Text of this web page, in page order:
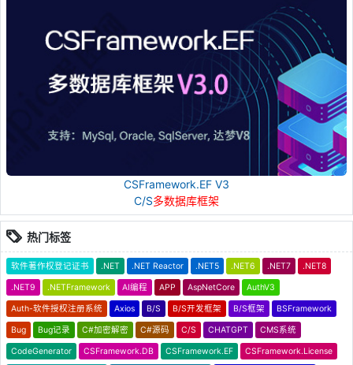
CSFramework.EF V3
C/S多数据库框架
热门标签
软件著作权登记证书 .NET .NET Reactor .NET5 .NET6 .NET7 .NET8
.NET9 .NETFramework AI编程 APP AspNetCore AuthV3
Auth-软件授权注册系统 Axios B/S B/S开发框架 B/S框架 BSFramework
Bug Bug记录 C#加密解密 C#源码 C/S CHATGPT CMS系统
CodeGenerator CSFramework.DB CSFramework.EF CSFramework.License